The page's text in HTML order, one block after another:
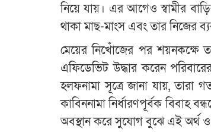
নিয়ে যায়। এর আগেও স্বামীর
থাকা মাছ-মাংস এবং তার নিজের
মেয়ের নিখোঁজের পর শয়নকক্ষে
এফিডেভিট উদ্ধার করেন
হলফনামা সূত্রে জানা যায়, তারা
কাবিননামা নির্ধারণপূর্বক বিবাহ
অবস্থান করে সুযোগ বুঝে এই অর্থ ও